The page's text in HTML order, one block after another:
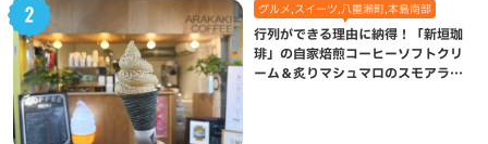
グルメ,スイーツ,八重瀬町,本島南部
行列ができる理由に納得！「新垣珈
琲」の自家焙煎コーヒーソフトクリ
ーム＆炙りマシュマロのスモアラテ